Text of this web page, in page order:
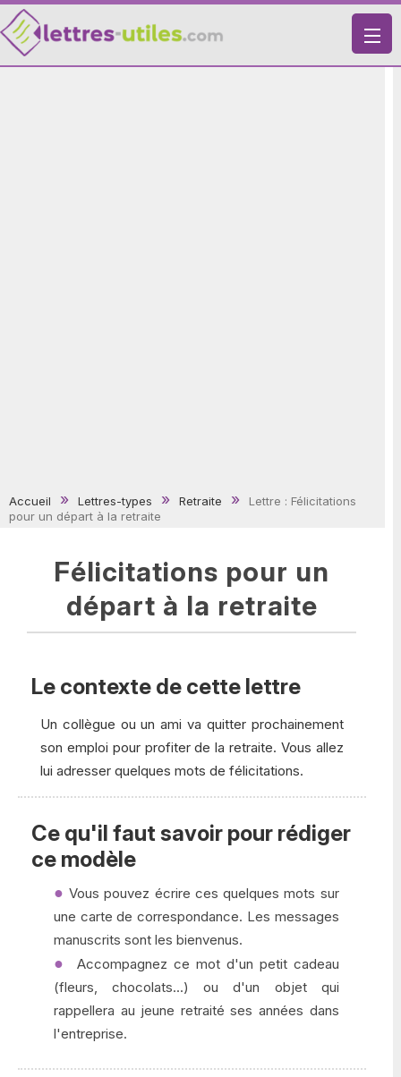
X
Accueil Lettres-types Retraite
Lettre : Félicitations
pour un départ à la retraite
Félicitations pour un
départ à la retraite
Le contexte de cette lettre
Un collègue ou un ami va quitter prochainement
son emploi pour profiter de la retraite. Vous allez
lui adresser quelques mots de félicitations.
Ce qu'il faut savoir pour rédiger
ce modèle
Vous pouvez écrire ces quelques mots sur
une carte de correspondance. Les messages
manuscrits sont les bienvenus.
Accompagnez ce mot d'un petit cadeau
(fleurs, chocolats...) ou d'un objet qui
rappellera au jeune retraité ses années dans
l'entreprise.